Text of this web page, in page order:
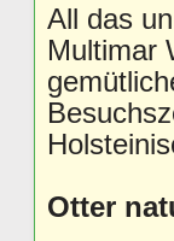
All das
Multimar
Otter